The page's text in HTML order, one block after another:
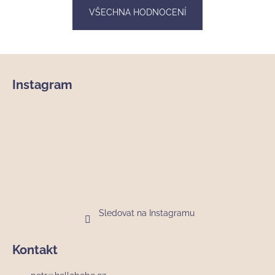
VŠECHNA HODNOCENÍ
Instagram
Sledovat na Instagramu
Kontakt